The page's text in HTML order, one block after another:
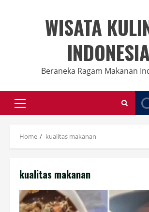
WISATA
INDONESIA
Beraneka Ragam Makanan
Primary
Menu
Home kualitas makanan
kualitas makanan